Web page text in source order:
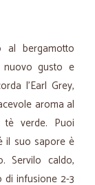
al bergamotto
nuovo gusto e
l’Earl Grey,
aroma al
verde. Puoi
il suo sapore è
Servilo caldo,
di infusione 2-3